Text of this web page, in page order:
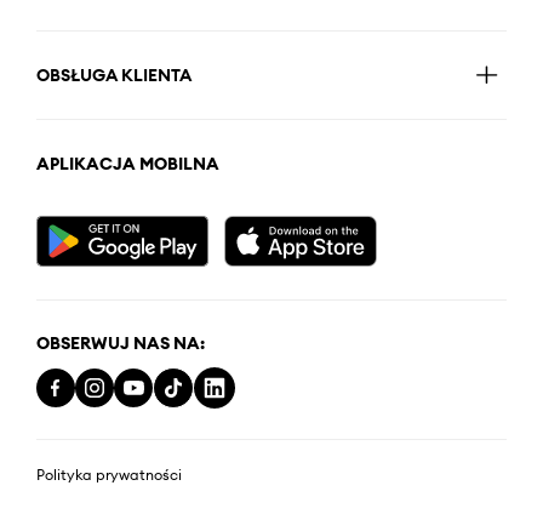
OBSŁUGA KLIENTA
APLIKACJA MOBILNA
OBSERWUJ NAS NA:
Polityka prywatności